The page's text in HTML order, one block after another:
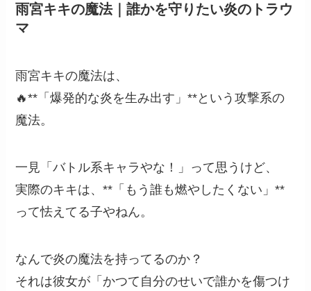
雨宮キキの魔法｜誰かを守りたい炎のトラウ
マ
雨宮キキの魔法は、
🔥**「爆発的な炎を生み出す」**という攻撃系の
魔法。
一見「バトル系キャラやな！」って思うけど、
実際のキキは、**「もう誰も燃やしたくない」**
って怯えてる子やねん。
なんで炎の魔法を持ってるのか？
それは彼女が「かつて自分のせいで誰かを傷つけ